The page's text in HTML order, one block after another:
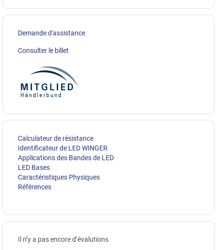
Demande d'assistance
Consulter le billet
Calculateur de résistance
Identificateur de LED WINGER
Applications des Bandes de LED
LED Bases
Caractéristiques Physiques
Références
Il n’y a pas encore d’évalutions